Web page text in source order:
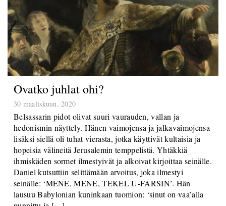
Ovatko juhlat ohi?
30 maaliskuun, 2020
Belsassarin pidot olivat suuri vaurauden, vallan ja
hedonismin näyttely. Hänen vaimojensa ja jalkavaimojensa
lisäksi siellä oli tuhat vierasta, jotka käyttivät kultaisia ja
hopeisia välineitä Jerusalemin temppelistä. Yhtäkkiä
ihmiskäden sormet ilmestyivät ja alkoivat kirjoittaa seinälle.
Daniel kutsuttiin selittämään arvoitus, joka ilmestyi
seinälle: ‘MENE, MENE, TEKEL U-FARSIN’. Hän
lausuu Babylonian kuninkaan tuomion: ‘sinut on vaa’alla
punnittu ja […]